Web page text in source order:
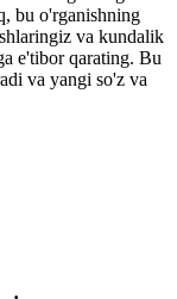
bu o'rganishning
va kundalik
e'tibor qarating. Bu
va yangi so'z va